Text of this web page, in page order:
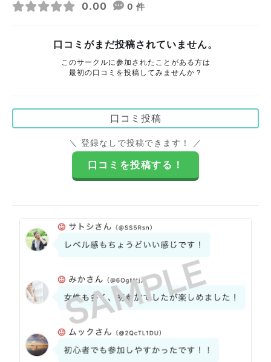
0.00 0 件
口コミがまだ投稿されていません。
このサークルに参加されたことがある方は
最初の口コミを投稿してみませんか？
口コミ投稿
＼ 登録なしで投稿できます！ ／
口コミを投稿する！